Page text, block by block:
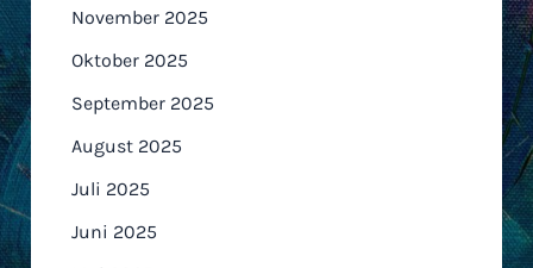
November 2025
Oktober 2025
September 2025
August 2025
Juli 2025
Juni 2025